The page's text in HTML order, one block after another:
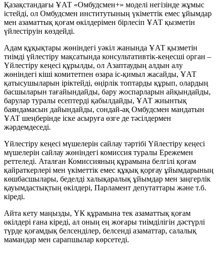
Қазақстандағы ҰАТ «Омбудсмен+» моделі негізінде жұмыс
істейді, ол Омбудсмен институтының үкіметтік емес ұйымдар
мен азаматтық қоғам өкілдерімен бірлесіп ҰАТ қызметін
үйлестіруін көздейді.
Адам құқықтары жөніндегі уәкіл жанында ҰАТ қызметін
тиімді үйлестіру мақсатында консультативтік-кеңесші орган –
Үйлестіру кеңесі құрылды, ол Азаптаудың алдын алу
жөніндегі кіші комитетпен өзара іс-қимыл жасайды, ҰАТ
қатысушыларын іріктейді, өңірлік топтарды құрып, олардың
басшыларын тағайындайды, бару жоспарларын айқындайды,
барулар туралы есептерді қабылдайды, ҰАТ жиынтық
баяндамасын дайындайды, сондай-ақ Омбудсмен мандатын
ҰАТ шеңберінде іске асыруға өзге де тәсілдермен
жәрдемдеседі.
Үйлестіру кеңесі мүшелерін сайлау тәртібі Үйлестіру кеңесі
мүшелерін сайлау жөніндегі комиссия туралы Ережемен
реттеледі. Аталған Комиссияның құрамына белгілі қоғам
қайраткерлері мен үкіметтік емес құқық қорғау ұйымдарының
көшбасшылары, беделді халықаралық ұйымдар мен заңгерлік
қауымдастықтың өкілдері, Парламент депутаттары және т.б.
кіреді.
Айта кету маңызды, ҮК құрамына тек азаматтық қоғам
өкілдері ғана кіреді, ал оның ең жоғары тиімділігін дәстүрлі
түрде қоғамдық белсенділер, белсенді азаматтар, салалық
мамандар мен сарапшылар көрсетеді.